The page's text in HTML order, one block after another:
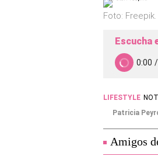
Foto: Freepik.
Escucha
LIFESTYLE
Patricia
Amigos